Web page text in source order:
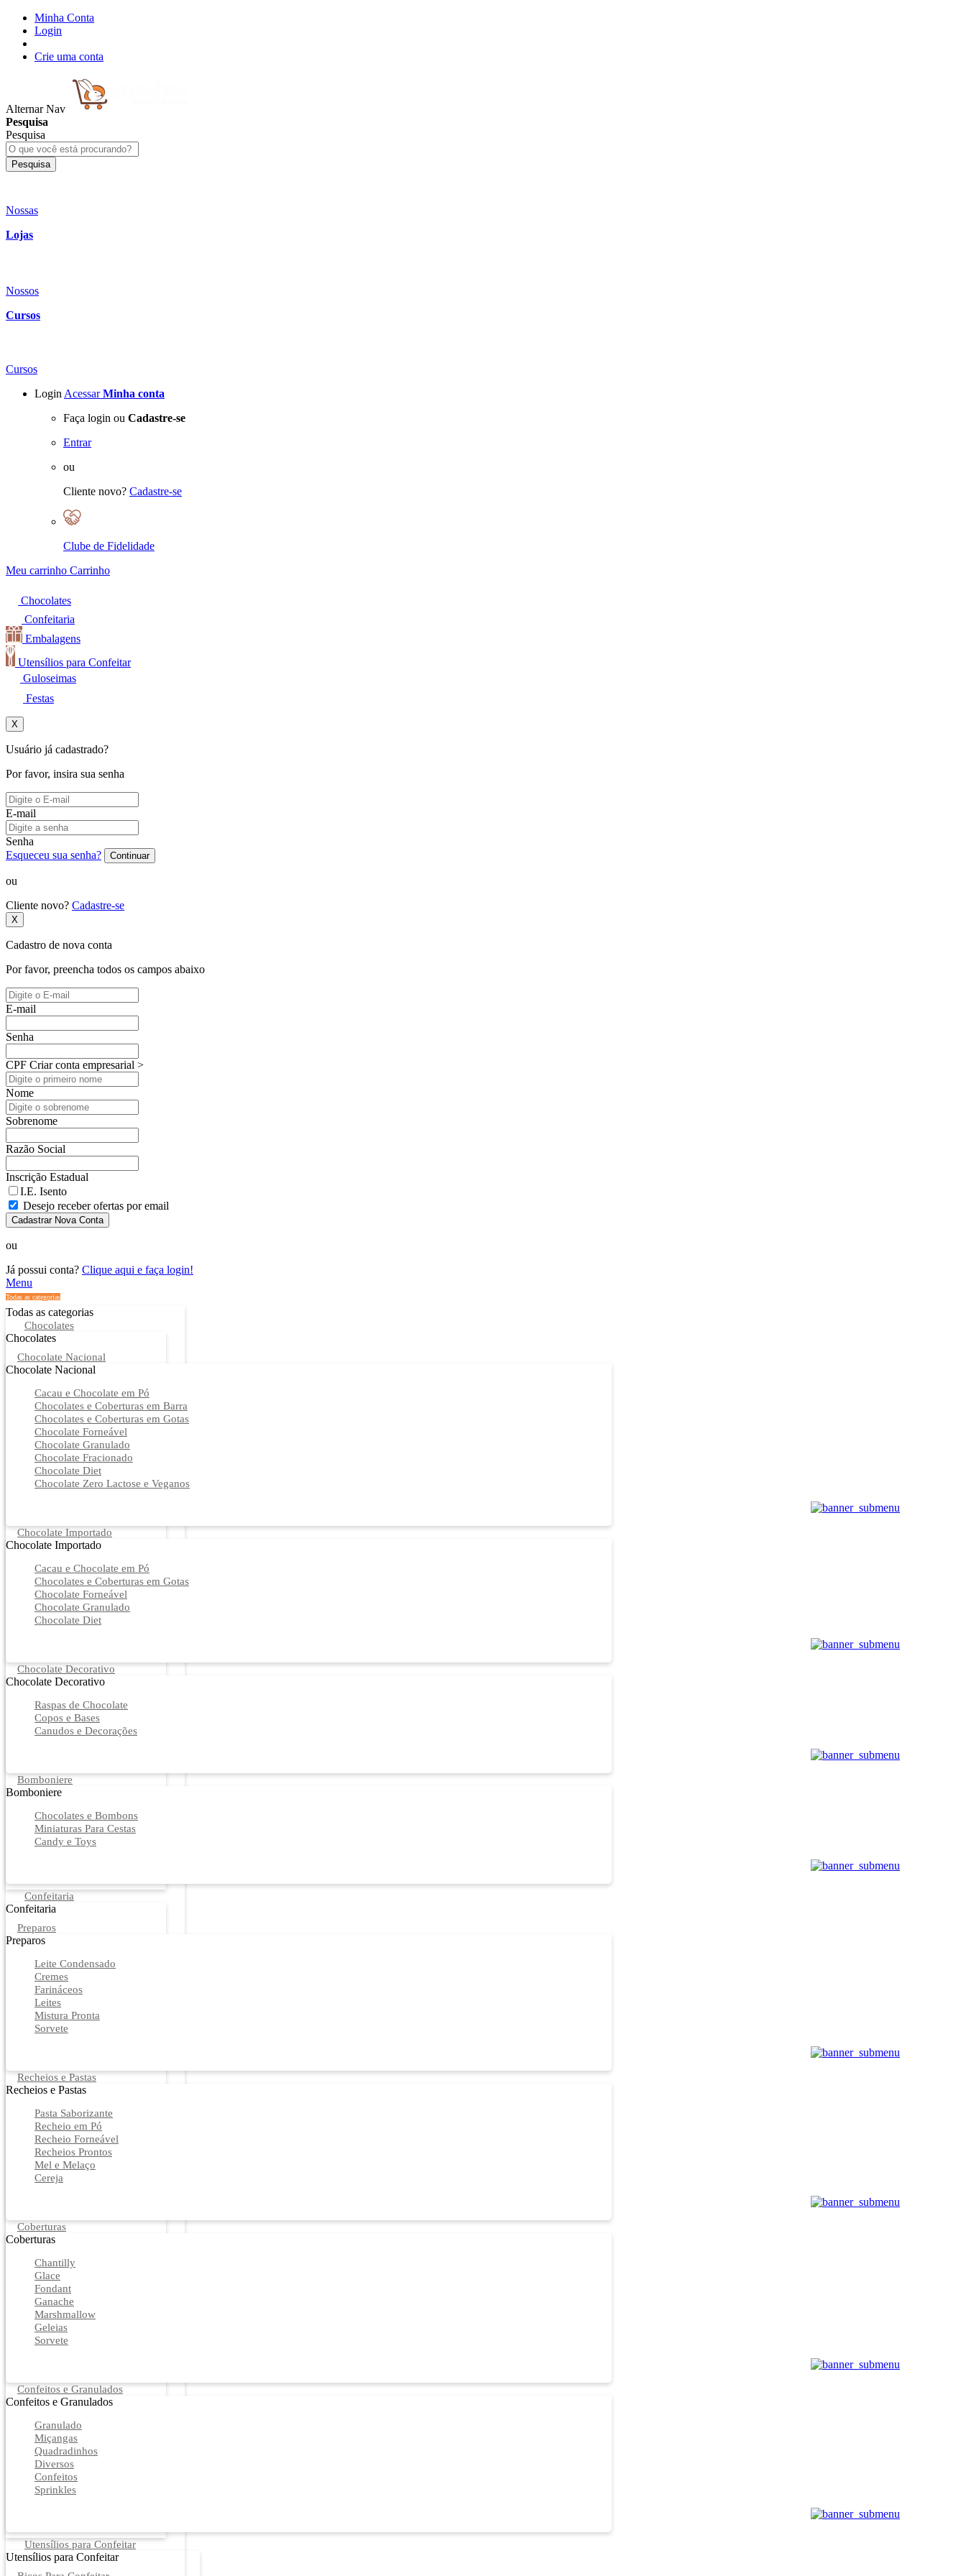
Minha Conta
Login
Crie uma conta
Alternar Nav
Pesquisa
Pesquisa
Pesquisa
Nossas
Lojas
Nossos
Cursos
Cursos
Login Acessar Minha conta
Faça login ou Cadastre-se
Entrar
ou
Cliente novo? Cadastre-se
Clube de Fidelidade
Meu carrinho Carrinho
Chocolates
Confeitaria
Embalagens
Utensílios para Confeitar
Guloseimas
Festas
X
Usuário já cadastrado?
Por favor, insira sua senha
E-mail
Senha
Esqueceu sua senha?
Continuar
ou
Cliente novo? Cadastre-se
X
Cadastro de nova conta
Por favor, preencha todos os campos abaixo
E-mail
Senha
CPF Criar conta empresarial >
Nome
Sobrenome
Razão Social
Inscrição Estadual
I.E. Isento
Desejo receber ofertas por email
Cadastrar Nova Conta
ou
Já possui conta? Clique aqui e faça login!
Menu
Todas as categorias
Todas as categorias
Chocolates
Chocolates
Chocolate Nacional
Chocolate Nacional
Cacau e Chocolate em Pó
Chocolates e Coberturas em Barra
Chocolates e Coberturas em Gotas
Chocolate Forneável
Chocolate Granulado
Chocolate Fracionado
Chocolate Diet
Chocolate Zero Lactose e Veganos
Chocolate Importado
Chocolate Importado
Cacau e Chocolate em Pó
Chocolates e Coberturas em Gotas
Chocolate Forneável
Chocolate Granulado
Chocolate Diet
Chocolate Decorativo
Chocolate Decorativo
Raspas de Chocolate
Copos e Bases
Canudos e Decorações
Bomboniere
Bomboniere
Chocolates e Bombons
Miniaturas Para Cestas
Candy e Toys
Confeitaria
Confeitaria
Preparos
Preparos
Leite Condensado
Cremes
Farináceos
Leites
Mistura Pronta
Sorvete
Recheios e Pastas
Recheios e Pastas
Pasta Saborizante
Recheio em Pó
Recheio Forneável
Recheios Prontos
Mel e Melaço
Cereja
Coberturas
Coberturas
Chantilly
Glace
Fondant
Ganache
Marshmallow
Geleias
Sorvete
Confeitos e Granulados
Confeitos e Granulados
Granulado
Miçangas
Quadradinhos
Diversos
Confeitos
Sprinkles
Utensílios para Confeitar
Utensílios para Confeitar